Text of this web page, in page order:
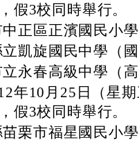
假3校同時舉行。
正區正濱國民小
凱旋國民中學（
永春高級中學（
年10月25日（星
假3校同時舉行。
栗市福星國民小